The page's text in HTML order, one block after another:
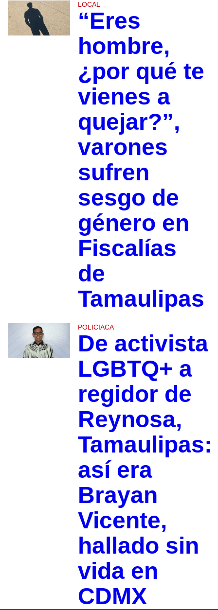
LOCAL
“Eres
hombre,
¿por qué te
vienes a
quejar?”,
varones
sufren
sesgo de
género en
Fiscalías
de
Tamaulipas
POLICIACA
De activista
LGBTQ+ a
regidor de
Reynosa,
Tamaulipas:
así era
Brayan
Vicente,
hallado sin
vida en
CDMX